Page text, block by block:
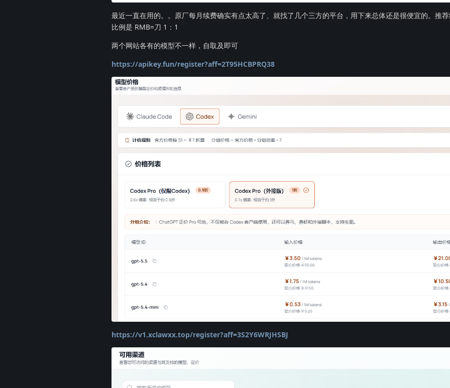
最近一直在用的。。原厂每月续费确实有点太高了、就找了几个三方的平台，用下来总体还是很便宜的。推
比例是 RMB=刀 1：1
两个网站各有的模型不一样，自取及即可
https://apikey.fun/register?aff=2T95HCBPRQ38
https://v1.xclawxx.top/register?aff=3S2Y6WRJHSBJ